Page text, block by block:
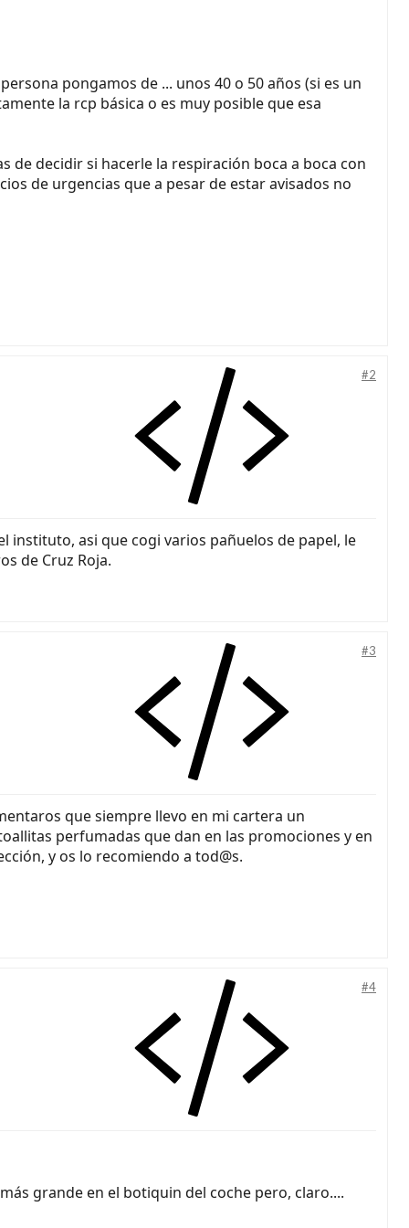
pongamos de ... unos 40 o 50 años (si es un
la rcp básica o es muy posible que esa
de decidir si hacerle la respiración boca a boca con
de urgencias que a pesar de estar avisados no
#2
instituto, asi que cogi varios pañuelos de papel, le
de Cruz Roja.
#3
que siempre llevo en mi cartera un
perfumadas que dan en las promociones y en
y os lo recomiendo a tod@s.
#4
grande en el botiquin del coche pero, claro....